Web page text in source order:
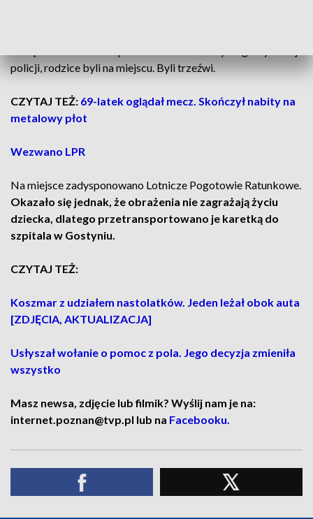
policji, rodzice byli na miejscu. Byli trzeźwi.
CZYTAJ TEŻ: 69-latek oglądał mecz. Skończył nabity na
metalowy płot
Wezwano LPR
Na miejsce zadysponowano Lotnicze Pogotowie Ratunkowe.
Okazało się jednak, że obrażenia nie zagrażają życiu
dziecka, dlatego przetransportowano je karetką do
szpitala w Gostyniu.
CZYTAJ TEŻ:
Koszmar z udziałem nastolatków. Jeden leżał obok auta
[ZDJĘCIA, AKTUALIZACJA]
Usłyszał wołanie o pomoc z pola. Jego decyzja zmieniła
wszystko
Masz newsa, zdjęcie lub filmik? Wyślij nam je na:
internet.poznan@tvp.pl lub na Facebooku.